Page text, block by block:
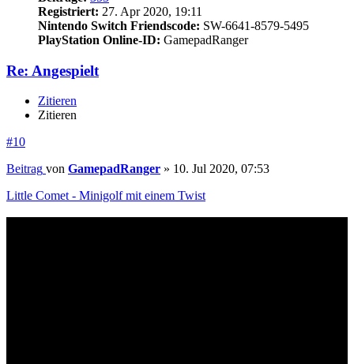
Registriert: 27. Apr 2020, 19:11
Nintendo Switch Friendscode: SW-6641-8579-5495
PlayStation Online-ID: GamepadRanger
Re: Angespielt
Zitieren
Zitieren
#10
Beitrag von GamepadRanger » 10. Jul 2020, 07:53
Little Comet - Minigolf mit einem Twist